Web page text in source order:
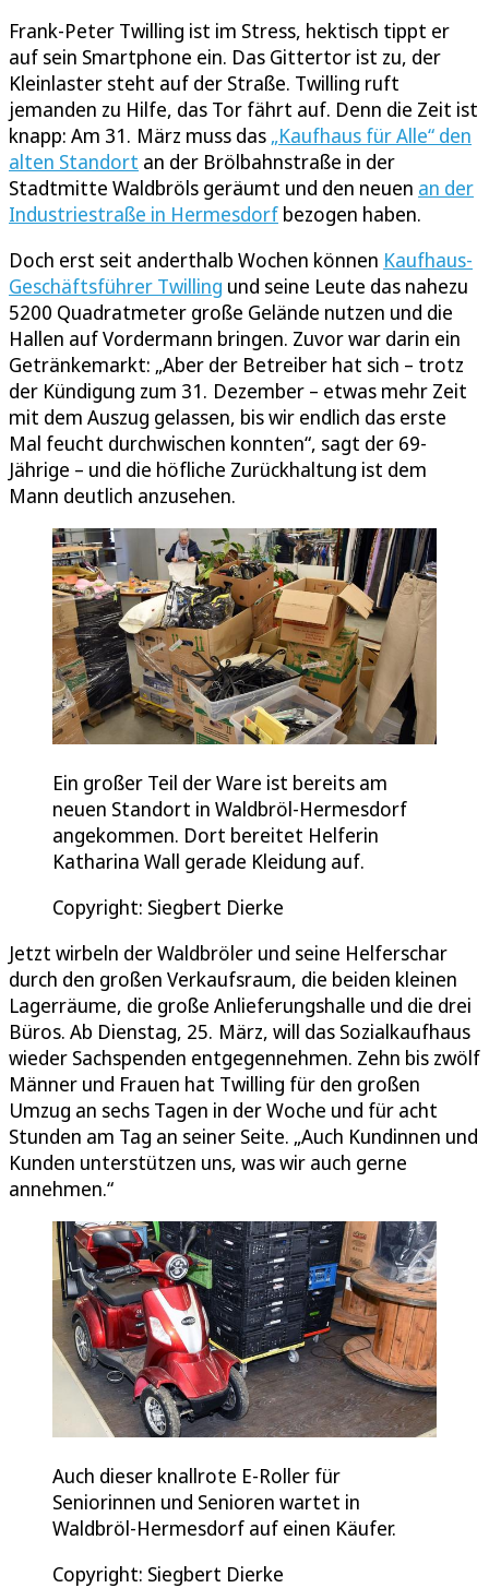
Frank-Peter Twilling ist im Stress, hektisch tippt er
auf sein Smartphone ein. Das Gittertor ist zu, der
Kleinlaster steht auf der Straße. Twilling ruft
jemanden zu Hilfe, das Tor fährt auf. Denn die Zeit ist
knapp: Am 31. März muss das „Kaufhaus für Alle“ den
alten Standort an der Brölbahnstraße in der
Stadtmitte Waldbröls geräumt und den neuen an der
Industriestraße in Hermesdorf bezogen haben.
Doch erst seit anderthalb Wochen können Kaufhaus-
Geschäftsführer Twilling und seine Leute das nahezu
5200 Quadratmeter große Gelände nutzen und die
Hallen auf Vordermann bringen. Zuvor war darin ein
Getränkemarkt: „Aber der Betreiber hat sich – trotz
der Kündigung zum 31. Dezember – etwas mehr Zeit
mit dem Auszug gelassen, bis wir endlich das erste
Mal feucht durchwischen konnten“, sagt der 69-
Jährige – und die höfliche Zurückhaltung ist dem
Mann deutlich anzusehen.
Ein großer Teil der Ware ist bereits am
neuen Standort in Waldbröl-Hermesdorf
angekommen. Dort bereitet Helferin
Katharina Wall gerade Kleidung auf.
Copyright: Siegbert Dierke
Jetzt wirbeln der Waldbröler und seine Helferschar
durch den großen Verkaufsraum, die beiden kleinen
Lagerräume, die große Anlieferungshalle und die drei
Büros. Ab Dienstag, 25. März, will das Sozialkaufhaus
wieder Sachspenden entgegennehmen. Zehn bis zwölf
Männer und Frauen hat Twilling für den großen
Umzug an sechs Tagen in der Woche und für acht
Stunden am Tag an seiner Seite. „Auch Kundinnen und
Kunden unterstützen uns, was wir auch gerne
annehmen.“
Auch dieser knallrote E-Roller für
Seniorinnen und Senioren wartet in
Waldbröl-Hermesdorf auf einen Käufer.
Copyright: Siegbert Dierke